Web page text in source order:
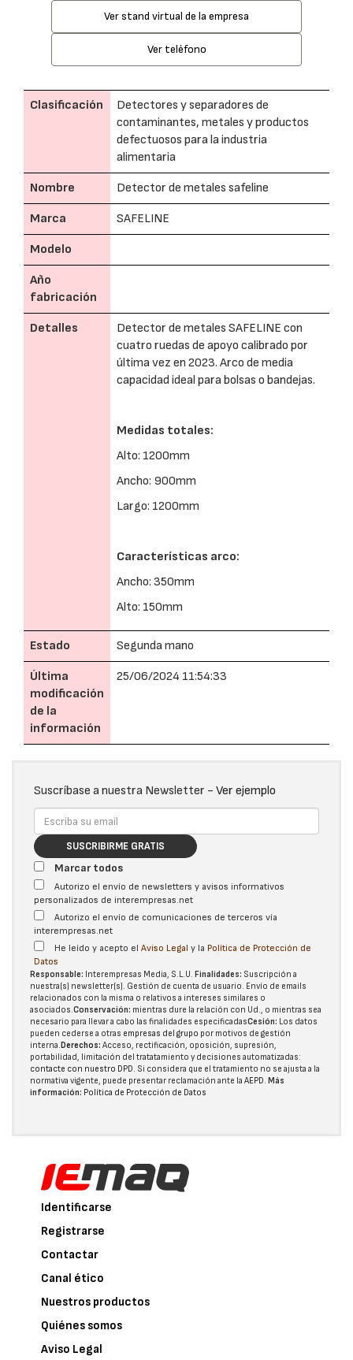
Ver stand virtual de la empresa
Ver teléfono
Clasificación
Detectores y separadores de
contaminantes, metales y productos
defectuosos para la industria
alimentaria
Nombre Detector de metales safeline
Marca SAFELINE
Modelo
Año
fabricación
Detalles
Detector de metales SAFELINE con
cuatro ruedas de apoyo calibrado por
última vez en 2023. Arco de media
capacidad ideal para bolsas o bandejas.
Medidas totales:
Alto: 1200mm
Ancho: 900mm
Largo: 1200mm
Características arco:
Ancho: 350mm
Alto: 150mm
Estado Segunda mano
Última
modificación
de la
información
25/06/2024 11:54:33
Suscríbase a nuestra Newsletter - Ver ejemplo
SUSCRIBIRME GRATIS
Marcar todos
Autorizo el envío de newsletters y avisos informativos
personalizados de interempresas.net
Autorizo el envío de comunicaciones de terceros vía
interempresas.net
He leído y acepto el Aviso Legal y la Política de Protección de
Datos
Responsable: Interempresas Media, S.L.U. Finalidades: Suscripción a
nuestra(s) newsletter(s). Gestión de cuenta de usuario. Envío de emails
relacionados con la misma o relativos a intereses similares o
asociados.Conservación: mientras dure la relación con Ud., o mientras sea
necesario para llevar a cabo las finalidades especificadasCesión: Los datos
pueden cederse a otras empresas del grupo por motivos de gestión
interna.Derechos: Acceso, rectificación, oposición, supresión,
portabilidad, limitación del tratatamiento y decisiones automatizadas:
contacte con nuestro DPD. Si considera que el tratamiento no se ajusta a la
normativa vigente, puede presentar reclamación ante la AEPD. Más
información: Política de Protección de Datos
Identificarse
Registrarse
Contactar
Canal ético
Nuestros productos
Quiénes somos
Aviso Legal